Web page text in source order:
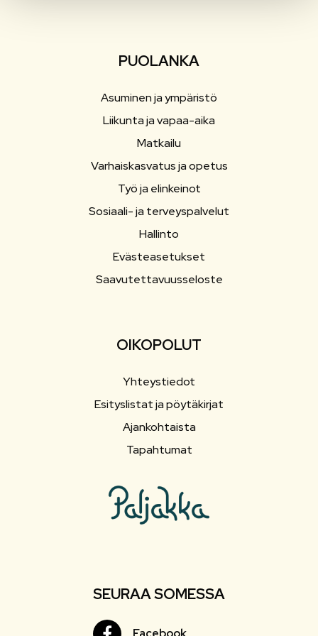
PUOLANKA
Asuminen ja ympäristö
Liikunta ja vapaa-aika
Matkailu
Varhaiskasvatus ja opetus
Työ ja elinkeinot
Sosiaali- ja terveyspalvelut
Hallinto
Evästeasetukset
Saavutettavuusseloste
OIKOPOLUT
Yhteystiedot
Esityslistat ja pöytäkirjat
Ajankohtaista
Tapahtumat
SEURAA SOMESSA